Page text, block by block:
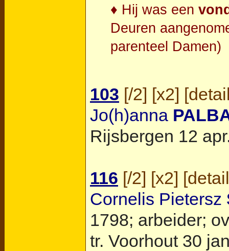
♦ Hij was een
Deuren
parenteel Damen)
103 [/2] [x2] [
Jo(h)anna
Rijsbergen 12
116 [/2] [x2] [detail
Cornelis Pietersz
1798; arbeider;
tr. Voorhout30